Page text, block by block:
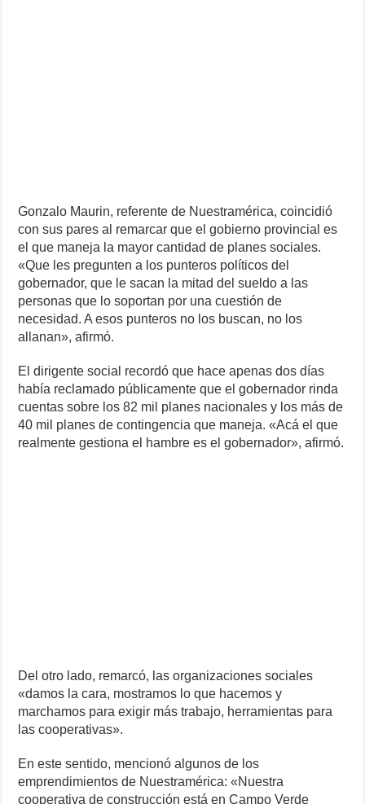
Gonzalo Maurin, referente de Nuestramérica, coincidió
con sus pares al remarcar que el gobierno provincial es
el que maneja la mayor cantidad de planes sociales.
«Que les pregunten a los punteros políticos del
gobernador, que le sacan la mitad del sueldo a las
personas que lo soportan por una cuestión de
necesidad. A esos punteros no los buscan, no los
allanan», afirmó.
El dirigente social recordó que hace apenas dos días
había reclamado públicamente que el gobernador rinda
cuentas sobre los 82 mil planes nacionales y los más de
40 mil planes de contingencia que maneja. «Acá el que
realmente gestiona el hambre es el gobernador», afirmó.
Del otro lado, remarcó, las organizaciones sociales
«damos la cara, mostramos lo que hacemos y
marchamos para exigir más trabajo, herramientas para
las cooperativas».
En este sentido, mencionó algunos de los
emprendimientos de Nuestramérica: «Nuestra
cooperativa de construcción está en Campo Verde